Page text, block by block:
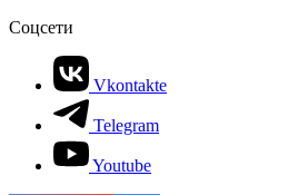
Соцсети
Vkontakte
Telegram
Youtube